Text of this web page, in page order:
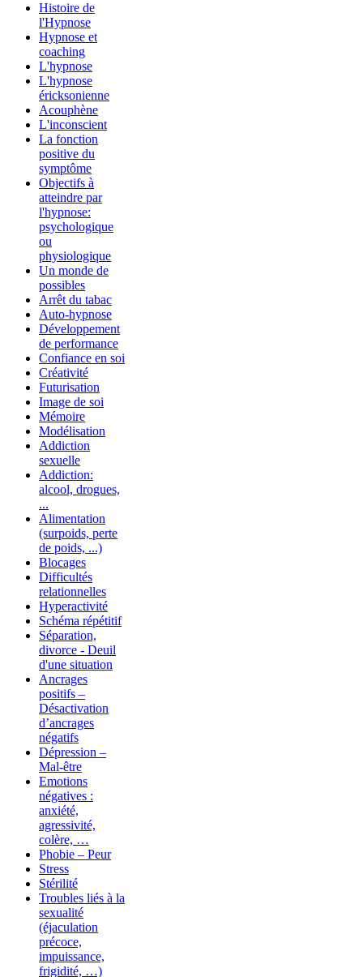
Histoire de
l'Hypnose
Hypnose et
coaching
L'hypnose
L'hypnose
éricksonienne
Acouphène
L'inconscient
La fonction
positive du
symptôme
Objectifs à
atteindre par
l'hypnose:
psychologique
ou
physiologique
Un monde de
possibles
Arrêt du tabac
Auto-hypnose
Développement
de performance
Confiance en soi
Créativité
Futurisation
Image de soi
Mémoire
Modélisation
Addiction
sexuelle
Addiction:
alcool, drogues,
...
Alimentation
(surpoids, perte
de poids, ...)
Blocages
Difficultés
relationnelles
Hyperactivité
Schéma répétitif
Séparation,
divorce - Deuil
d'une situation
Ancrages
positifs –
Désactivation
d’ancrages
négatifs
Dépression –
Mal-être
Emotions
négatives :
anxiété,
agressivité,
colère, …
Phobie – Peur
Stress
Stérilité
Troubles liés à la
sexualité
(éjaculation
précoce,
impuissance,
frigidité, …)